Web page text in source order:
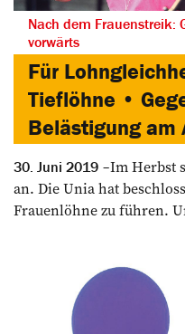
Nach dem Frauenstreik:
vorwärts
Für
Tieflöhne •
Belästigung am
30. Juni 2019
Im Herbst
an. Die Unia hat
Frauenlöhne zu führen.